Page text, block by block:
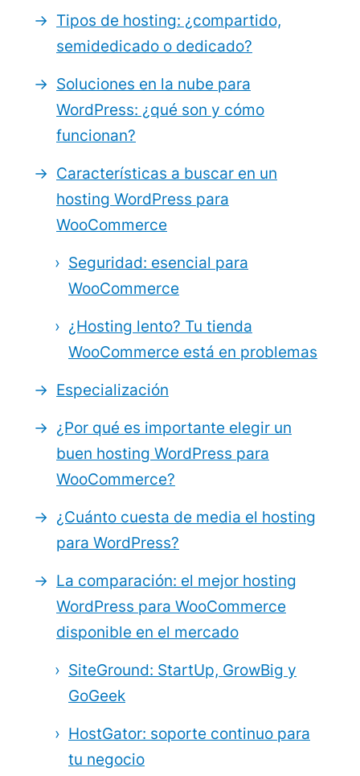
Tipos de hosting: ¿compartido,
semidedicado o dedicado?
Soluciones en la nube para
WordPress: ¿qué son y cómo
funcionan?
Características a buscar en un
hosting WordPress para
WooCommerce
Seguridad: esencial para
WooCommerce
¿Hosting lento? Tu tienda
WooCommerce está en problemas
Especialización
¿Por qué es importante elegir un
buen hosting WordPress para
WooCommerce?
¿Cuánto cuesta de media el hosting
para WordPress?
La comparación: el mejor hosting
WordPress para WooCommerce
disponible en el mercado
SiteGround: StartUp, GrowBig y
GoGeek
HostGator: soporte continuo para
tu negocio